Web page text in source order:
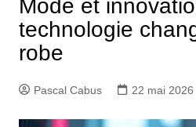
Mode et
technologie
robe
Pascal Cabus 22 mai 2026